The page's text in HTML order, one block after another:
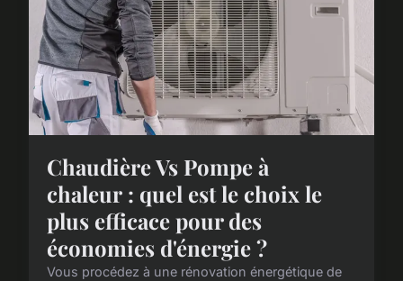
Chaudière Vs Pompe à
chaleur : quel est le choix le
plus efficace pour des
économies d'énergie ?
Vous procédez à une rénovation énergétique de